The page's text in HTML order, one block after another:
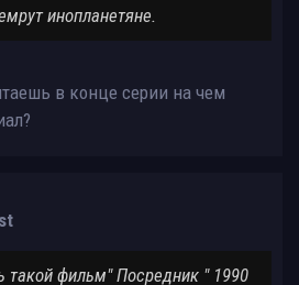
инопланетяне.
в конце серии на чем
такой фильм" Посредник " 1990